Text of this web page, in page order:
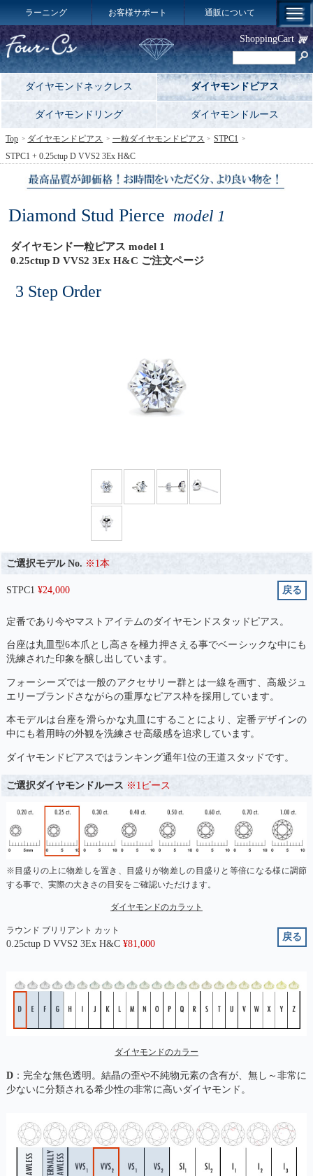
ラーニング お客様サポート 通販について
ダイヤモンドネックレス ダイヤモンドピアス
ダイヤモンドリング ダイヤモンドルース
Diamond Stud Pierce model 1
ダイヤモンド一粒ピアス model 1
0.25ctup D VVS2 3Ex H&C ご注文ページ
3 Step Order
ご選択モデル No. ※1本
STPC1 ¥24,000 戻る
定番であり今やマストアイテムのダイヤモンドスタッドピアス。
台座は丸皿型6本爪とし高さを極力押さえる事でベーシックな中にも
洗練された印象を醸し出しています。
フォーシーズでは一般のアクセサリー群とは一線を画す、高級ジュ
エリーブランドさながらの重厚なピアス枠を採用しています。
本モデルは台座を滑らかな丸皿にすることにより、定番デザインの
中にも着用時の外観を洗練させ高級感を追求しています。
ダイヤモンドピアスではランキング通年1位の王道スタッドです。
ご選択ダイヤモンドルース ※1ピース
※目盛りの上に物差しを置き、目盛りが物差しの目盛りと等倍になる様に調節
する事で、実際の大きさの目安をご確認いただけます。
ダイヤモンドのカラット
ラウンド ブリリアント カット
0.25ctup D VVS2 3Ex H&C ¥81,000
戻る
ダイヤモンドのカラー
D：完全な無色透明。結晶の歪や不純物元素の含有が、無し～非常に
少ないに分類される希少性の非常に高いダイヤモンド。
Top ダイヤモンドピアス 一粒ダイヤモンドピアス
STPC1
STPC1 + 0.25ctup D VVS2 3Ex H&C
ShoppingCart